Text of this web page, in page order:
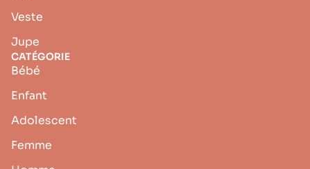
Veste
Jupe
CATÉGORIE
Bébé
Enfant
Adolescent
Femme